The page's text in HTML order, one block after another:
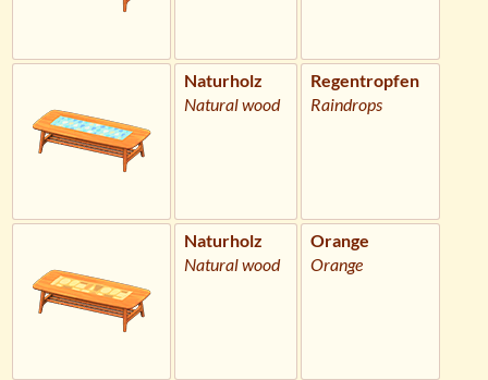
Naturholz
Natural wood
Regentropfen
Raindrops
Naturholz
Natural wood
Orange
Orange